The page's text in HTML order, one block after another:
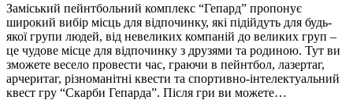
Заміський пейнтбольний комплекс “Гепард” пропонує
широкий вибір місць для відпочинку, які підійдуть для будь-
якої групи людей, від невеликих компаній до великих груп –
це чудове місце для відпочинку з друзями та родиною. Тут ви
зможете весело провести час, граючи в пейнтбол, лазертаг,
арчеритаг, різноманітні квести та спортивно-інтелектуальний
квест гру “Скарби Гепарда”. Після гри ви можете…